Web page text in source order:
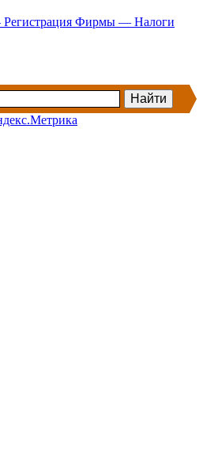
Регистрация Фирмы — Налоги